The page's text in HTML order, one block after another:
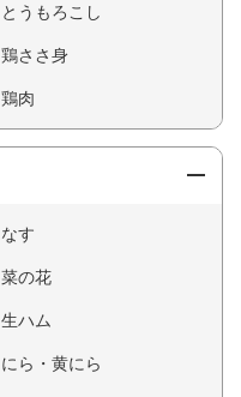
とうもろこし
鶏ささ身
鶏肉
なす
菜の花
生ハム
にら・黄にら